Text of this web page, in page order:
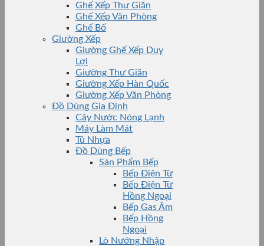
Ghế Xếp Thư Giãn
Ghế Xếp Văn Phòng
Ghế Bố
Giường Xếp
Giường Ghế Xếp Duy
Lợi
Giường Thư Giãn
Giường Xếp Hàn Quốc
Giường Xếp Văn Phòng
Đồ Dùng Gia Đình
Cây Nước Nóng Lạnh
Máy Làm Mát
Tủ Nhựa
Đồ Dùng Bếp
Sản Phẩm Bếp
Bếp Điện Từ
Bếp Điện Từ
Hồng Ngoại
Bếp Gas Âm
Bếp Hồng
Ngoại
Lò Nướng Nhập